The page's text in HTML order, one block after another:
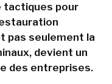
tactiques pour
pas seulement la
devient un
des entreprises.